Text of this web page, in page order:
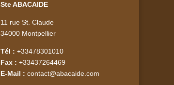
Ste ABACAIDE
11 rue St. Claude
34000 Montpellier
Tél : +33478301010
Fax :+33437264469
E-Mail : contact@abacaide.com